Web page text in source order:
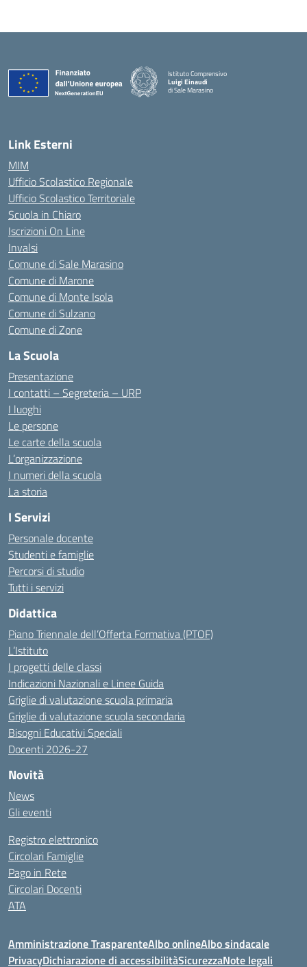
Istituto Comprensivo
Luigi Einaudi
di Sale Marasino
Link Esterni
MIM
Ufficio Scolastico Regionale
Ufficio Scolastico Territoriale
Scuola in Chiaro
Iscrizioni On Line
Invalsi
Comune di Sale Marasino
Comune di Marone
Comune di Monte Isola
Comune di Sulzano
Comune di Zone
La Scuola
Presentazione
I contatti – Segreteria – URP
I luoghi
Le persone
Le carte della scuola
L’organizzazione
I numeri della scuola
La storia
I Servizi
Personale docente
Studenti e famiglie
Percorsi di studio
Tutti i servizi
Didattica
Piano Triennale dell’Offerta Formativa (PTOF)
L’Istituto
I progetti delle classi
Indicazioni Nazionali e Linee Guida
Griglie di valutazione scuola primaria
Griglie di valutazione scuola secondaria
Bisogni Educativi Speciali
Docenti 2026-27
Novità
News
Gli eventi
Registro elettronico
Circolari Famiglie
Pago in Rete
Circolari Docenti
ATA
Amministrazione TrasparenteAlbo onlineAlbo sindacale
PrivacyDichiarazione di accessibilitàSicurezzaNote legali